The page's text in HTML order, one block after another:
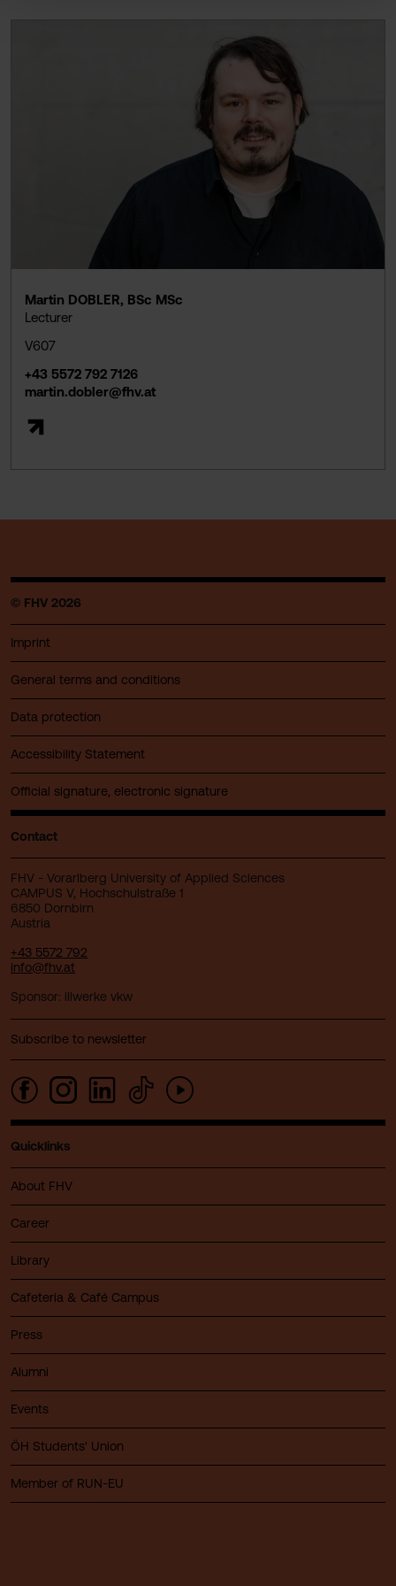
Martin DOBLER, BSc MSc
Lecturer
V607
+43 5572 792 7126
martin.dobler@fhv.at
© FHV 2026
Imprint
General terms and conditions
Data protection
Accessibility Statement
Official signature, electronic signature
Contact
FHV - Vorarlberg University of Applied Sciences
CAMPUS V, Hochschulstraße 1
6850 Dornbirn
Austria
+43 5572 792
info@fhv.at
Sponsor: illwerke vkw
Subscribe to newsletter
Quicklinks
About FHV
Career
Library
Cafeteria & Café Campus
Press
Alumni
Events
ÖH Students' Union
Member of RUN-EU